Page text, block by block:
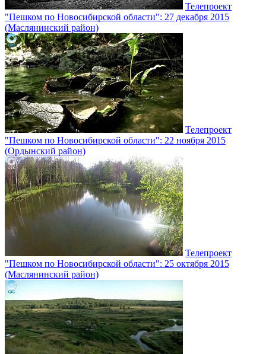
Телепроект
"Пешком по Новосибирской области": 27 декабря 2015
(Маслянинский район)
Телепроект
"Пешком по Новосибирской области": 22 ноября 2015
(Ордынский район)
Телепроект
"Пешком по Новосибирской области": 25 октября 2015
(Маслянинский район)